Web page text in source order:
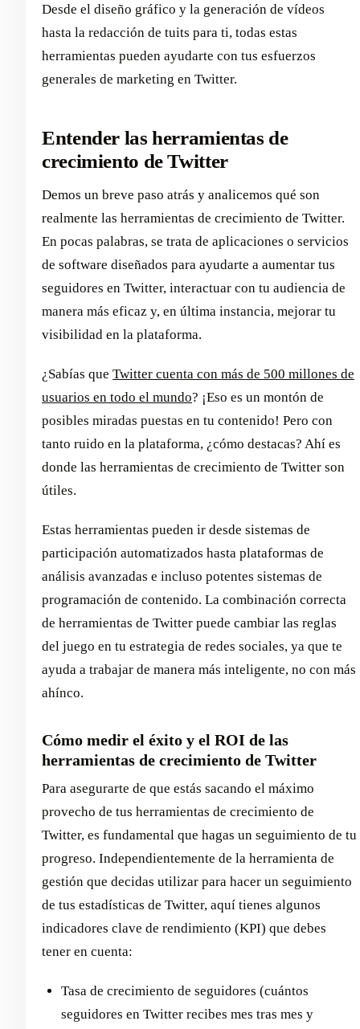
Desde el diseño gráfico y la generación de vídeos
hasta la redacción de tuits para ti, todas estas
herramientas pueden ayudarte con tus esfuerzos
generales de marketing en Twitter.
Entender las herramientas de
crecimiento de Twitter
Demos un breve paso atrás y analicemos qué son
realmente las herramientas de crecimiento de Twitter.
En pocas palabras, se trata de aplicaciones o servicios
de software diseñados para ayudarte a aumentar tus
seguidores en Twitter, interactuar con tu audiencia de
manera más eficaz y, en última instancia, mejorar tu
visibilidad en la plataforma.
¿Sabías que Twitter cuenta con más de 500 millones de
usuarios en todo el mundo? ¡Eso es un montón de
posibles miradas puestas en tu contenido! Pero con
tanto ruido en la plataforma, ¿cómo destacas? Ahí es
donde las herramientas de crecimiento de Twitter son
útiles.
Estas herramientas pueden ir desde sistemas de
participación automatizados hasta plataformas de
análisis avanzadas e incluso potentes sistemas de
programación de contenido. La combinación correcta
de herramientas de Twitter puede cambiar las reglas
del juego en tu estrategia de redes sociales, ya que te
ayuda a trabajar de manera más inteligente, no con más
ahínco.
Cómo medir el éxito y el ROI de las
herramientas de crecimiento de Twitter
Para asegurarte de que estás sacando el máximo
provecho de tus herramientas de crecimiento de
Twitter, es fundamental que hagas un seguimiento de tu
progreso. Independientemente de la herramienta de
gestión que decidas utilizar para hacer un seguimiento
de tus estadísticas de Twitter, aquí tienes algunos
indicadores clave de rendimiento (KPI) que debes
tener en cuenta:
Tasa de crecimiento de seguidores (cuántos
seguidores en Twitter recibes mes tras mes y